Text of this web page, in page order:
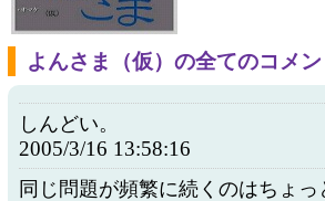
よんさま（仮）の全てのコメン
しんどい。
2005/3/16 13:58:16
同じ問題が頻繁に続くのはちょっ